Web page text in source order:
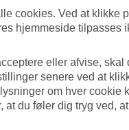
skinner igennem på
hvidt koralsand.
rombarer og
cookies. Ved at klikke
hjemmeside tilpasses
eller afvise, skal
senere ved at
om hver cookie
at du føler dig tryg ved,